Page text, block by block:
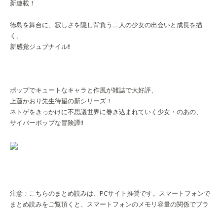
新連載！
徳島を舞台に、寂しさを隠し背負う二人の少女の出会いと成長を描
く、
新感覚ジュブナイル!!
ポップでキュートなキャラと作風が雑誌で大好評、
上蓮かおり先生待望の新シリーズ！
ネトゲをきっかけに不思議世界に巻き込まれていく少女・のあの、
サイバーポップな冒険譚!!
注意：こちらのまとめ読みは、PCサイト推奨です。スマートフォンで
まとめ読みをご覧頂くと、スマートフォンのメモリ容量の関係でブラ